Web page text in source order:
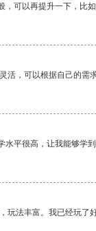
可以再提升一下，比
活，可以根据自己的需
平很高，让我能够学到
玩法丰富。我已经玩了